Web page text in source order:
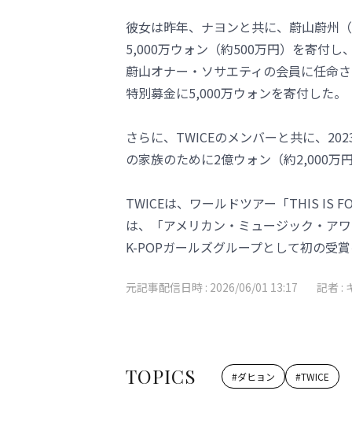
彼女は昨年、ナヨンと共に、蔚山蔚州
5,000万ウォン（約500万円）を寄付し
蔚山オナー・ソサエティの会員に任命
特別募金に5,000万ウォンを寄付した。
さらに、TWICEのメンバーと共に、
の家族のために2億ウォン（約2,000万
TWICEは、ワールドツアー「THIS IS
は、「アメリカン・ミュージック・ア
K-POPガールズグループとして初の受
元記事配信日時 : 2026/06/01 13:17 記者 :
TOPICS #ダヒョン #TWICE